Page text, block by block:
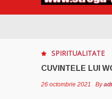
SPIRITUALITATE
CUVINTELE LUI
26 octombrie 2021 By